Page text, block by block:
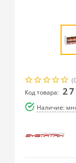
Код товара:
Наличие: